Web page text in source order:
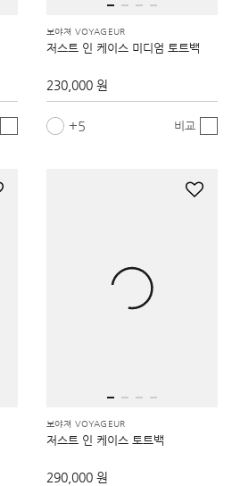
보야져 VOYAGEUR
저스트 인 케이스 미디엄 토트백
230,000 원
5 비교
보야져 VOYAGEUR
저스트 인 케이스 토트백
290,000 원